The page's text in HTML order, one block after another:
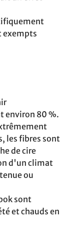
exempts
environ 80 %.
les fibres sont
de cire
d'un climat
ou
sont
et chauds en